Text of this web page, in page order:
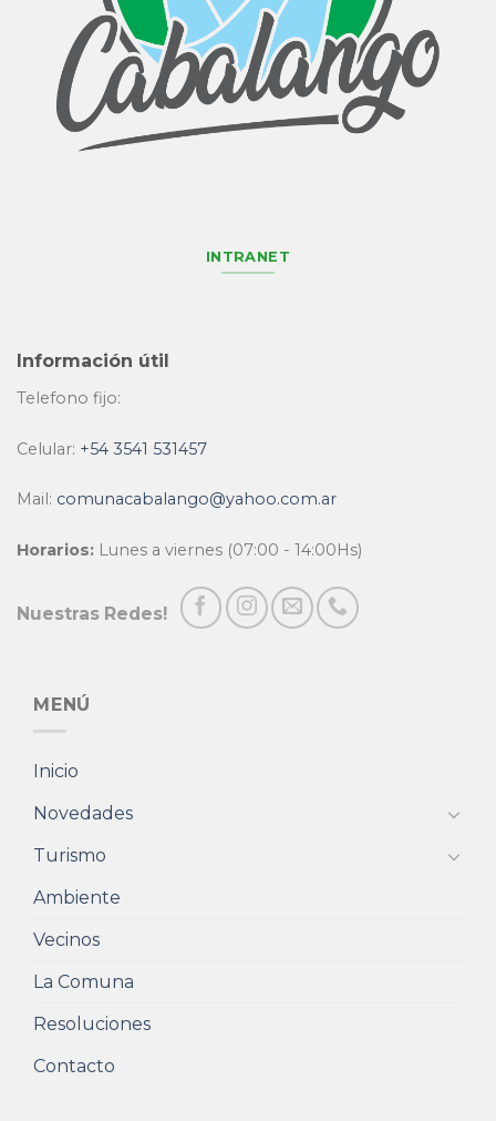
INTRANET
Información útil
Telefono fijo:
Celular: +54 3541 531457
Mail: comunacabalango@yahoo.com.ar
Horarios: Lunes a viernes (07:00 - 14:00Hs)
Nuestras Redes!
MENÚ
Inicio
Novedades
Turismo
Ambiente
Vecinos
La Comuna
Resoluciones
Contacto